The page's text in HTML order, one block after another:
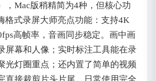
，Mac版稍精简为4种，但核心功
亮点功能：支持4K
高帧率，音画同步稳定。画中画
屏幕和人像；实时标注工具能在录
光灯圈重点；还内置了简单的视频